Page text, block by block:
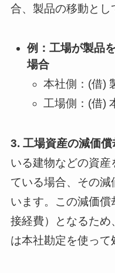
合、製品の移動とし
例：工場が製品
場合
本社側：(借)
工場側：(借)
3. 工場資産の減価償
いる建物などの資産
ている場合、その
います。この減価
接経費）となるた
は本社勘定を使って